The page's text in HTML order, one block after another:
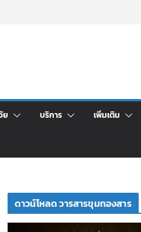
ย บริการ เพิ่มเติม
ดาวน์โหลด วารสารขุมทองสาร